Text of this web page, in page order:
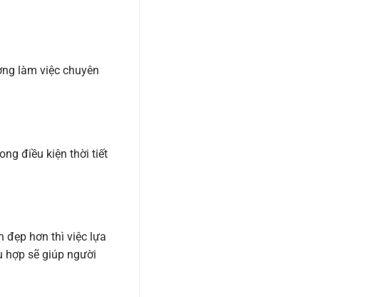
làm việc chuyên
điều kiện thời tiết
đẹp hơn thì việc lựa
hợp sẽ giúp người